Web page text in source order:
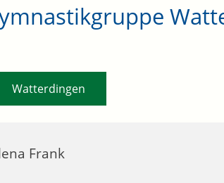
Frank
Watterdingen